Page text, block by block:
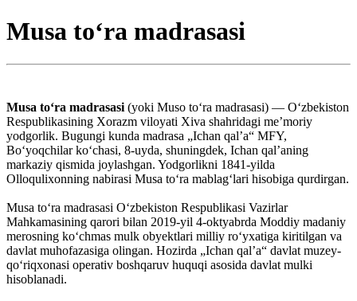
Musa toʻra madrasasi
Musa toʻra madrasasi (yoki Muso toʻra madrasasi) — Oʻzbekiston
Respublikasining Xorazm viloyati Xiva shahridagi meʼmoriy
yodgorlik. Bugungi kunda madrasa „Ichan qalʼa“ MFY,
Boʻyoqchilar koʻchasi, 8-uyda, shuningdek, Ichan qalʼaning
markaziy qismida joylashgan. Yodgorlikni 1841-yilda
Olloqulixonning nabirasi Musa toʻra mablagʻlari hisobiga qurdirgan.
Musa toʻra madrasasi Oʻzbekiston Respublikasi Vazirlar
Mahkamasining qarori bilan 2019-yil 4-oktyabrda Moddiy madaniy
merosning koʻchmas mulk obyektlari milliy roʻyxatiga kiritilgan va
davlat muhofazasiga olingan. Hozirda „Ichan qalʼa“ davlat muzey-
qoʻriqxonasi operativ boshqaruv huquqi asosida davlat mulki
hisoblanadi.